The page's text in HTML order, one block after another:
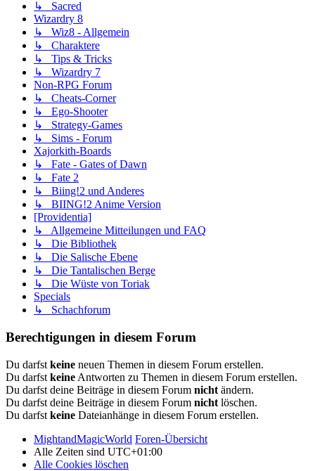
↳ Sacred
Wizardry 8
↳ Wiz8 - Allgemein
↳ Charaktere
↳ Tips & Tricks
↳ Wizardry 7
Non-RPG Forum
↳ Cheats-Corner
↳ Ego-Shooter
↳ Strategy-Games
↳ Sims - Forum
Xajorkith-Boards
↳ Fate - Gates of Dawn
↳ Fate 2
↳ Biing!2 und Anderes
↳ BIING!2 Anime Version
[Providentia]
↳ Allgemeine Mitteilungen und FAQ
↳ Die Bibliothek
↳ Die Salische Ebene
↳ Die Tantalischen Berge
↳ Die Wüste von Toriak
Specials
↳ Schachforum
Berechtigungen in diesem Forum
Du darfst keine neuen Themen in diesem Forum erstellen.
Du darfst keine Antworten zu Themen in diesem Forum erstellen.
Du darfst deine Beiträge in diesem Forum nicht ändern.
Du darfst deine Beiträge in diesem Forum nicht löschen.
Du darfst keine Dateianhänge in diesem Forum erstellen.
MightandMagicWorld Foren-Übersicht
Alle Zeiten sind UTC+01:00
Alle Cookies löschen